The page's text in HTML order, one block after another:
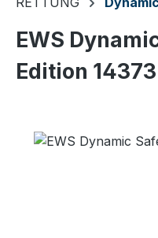
EWS
Edition 14373